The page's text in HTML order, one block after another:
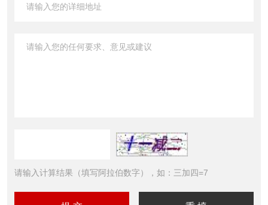
请输入计算结果（填写阿拉伯数字），如：三加四=7